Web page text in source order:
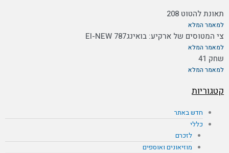
תאונת להטוט 208
למאמר המלא
צי המטוסים של ארקיע: בואינג787 EI-NEW
למאמר המלא
שחק 41
למאמר המלא
קטגוריות
חדש באתר
כללי
לזכרם
מוזיאונים ואוספים